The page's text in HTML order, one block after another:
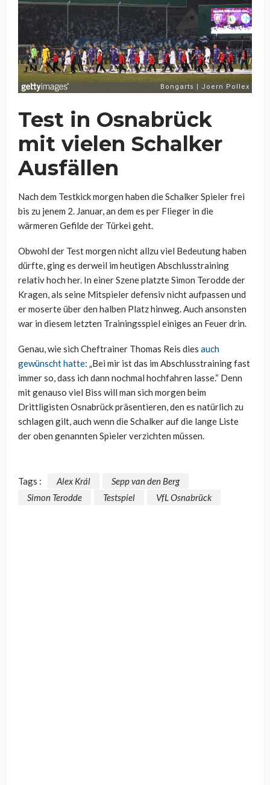
Test in Osnabrück
mit vielen Schalker
Ausfällen
Nach dem Testkick morgen haben die Schalker Spieler frei
bis zu jenem 2. Januar, an dem es per Flieger in die
wärmeren Gefilde der Türkei geht.
Obwohl der Test morgen nicht allzu viel Bedeutung haben
dürfte, ging es derweil im heutigen Abschlusstraining
relativ hoch her. In einer Szene platzte Simon Terodde der
Kragen, als seine Mitspieler defensiv nicht aufpassen und
er moserte über den halben Platz hinweg. Auch ansonsten
war in diesem letzten Trainingsspiel einiges an Feuer drin.
Genau, wie sich Cheftrainer Thomas Reis dies auch
gewünscht hatte: „Bei mir ist das im Abschlusstraining fast
immer so, dass ich dann nochmal hochfahren lasse.“ Denn
mit genauso viel Biss will man sich morgen beim
Drittligisten Osnabrück präsentieren, den es natürlich zu
schlagen gilt, auch wenn die Schalker auf die lange Liste
der oben genannten Spieler verzichten müssen.
Tags : Alex Král
Sepp van den Berg
Simon Terodde
Testspiel VfL Osnabrück